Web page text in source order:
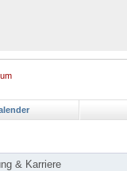
& Karriere